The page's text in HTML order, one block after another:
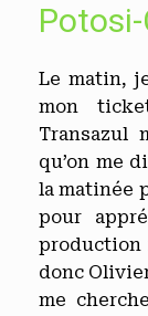
Le matin,
mon
Transazul
qu’on me
la matinée
pour
production
donc
me